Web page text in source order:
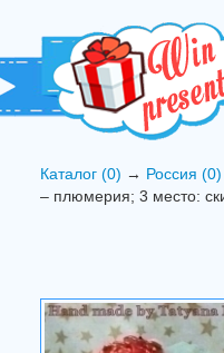
Каталог (0) → Россия (0)
– плюмерия; 3 место: